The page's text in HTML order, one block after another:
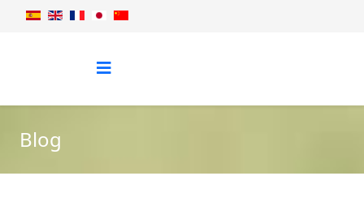
Blog